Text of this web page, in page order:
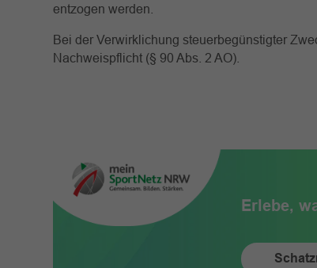
entzogen werden.
Bei der Verwirklichung steuerbegünstigter
Nachweispflicht (§ 90 Abs. 2 AO).
Erlebe,